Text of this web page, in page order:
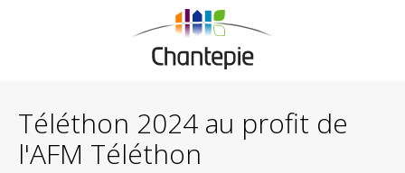
Téléthon 2024 au profit de
l'AFM Téléthon